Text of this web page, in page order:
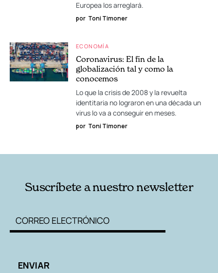
Europea los arreglará.
por Toni Timoner
ECONOMÍA
Coronavirus: El fin de la
globalización tal y como la
conocemos
Lo que la crisis de 2008 y la revuelta
identitaria no lograron en una década un
virus lo va a conseguir en meses.
por Toni Timoner
Suscríbete a nuestro newsletter